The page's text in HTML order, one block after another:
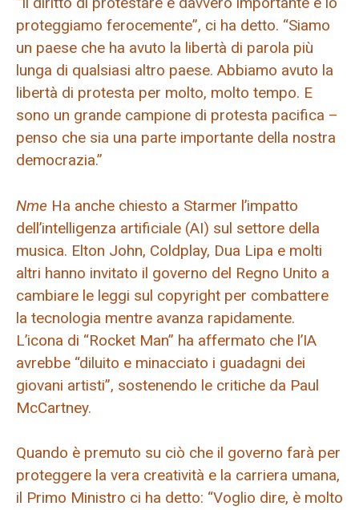
proteggiamo ferocemente”, ci ha detto. “Siamo
un paese che ha avuto la libertà di parola più
lunga di qualsiasi altro paese. Abbiamo avuto la
libertà di protesta per molto, molto tempo. E
sono un grande campione di protesta pacifica –
penso che sia una parte importante della nostra
democrazia.”
Nme Ha anche chiesto a Starmer l’impatto
dell’intelligenza artificiale (AI) sul settore della
musica. Elton John, Coldplay, Dua Lipa e molti
altri hanno invitato il governo del Regno Unito a
cambiare le leggi sul copyright per combattere
la tecnologia mentre avanza rapidamente.
L’icona di “Rocket Man” ha affermato che l’IA
avrebbe “diluito e minacciato i guadagni dei
giovani artisti”, sostenendo le critiche da Paul
McCartney.
Quando è premuto su ciò che il governo farà per
proteggere la vera creatività e la carriera umana,
il Primo Ministro ci ha detto: “Voglio dire, è molto